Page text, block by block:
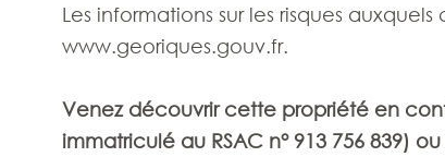
Les informations sur les risques
www.georiques.gouv.fr.
Venez découvrir cette propriété en
immatriculé au RSAC n° 913 756 839)